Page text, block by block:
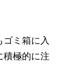
ミ箱に入
積極的に注